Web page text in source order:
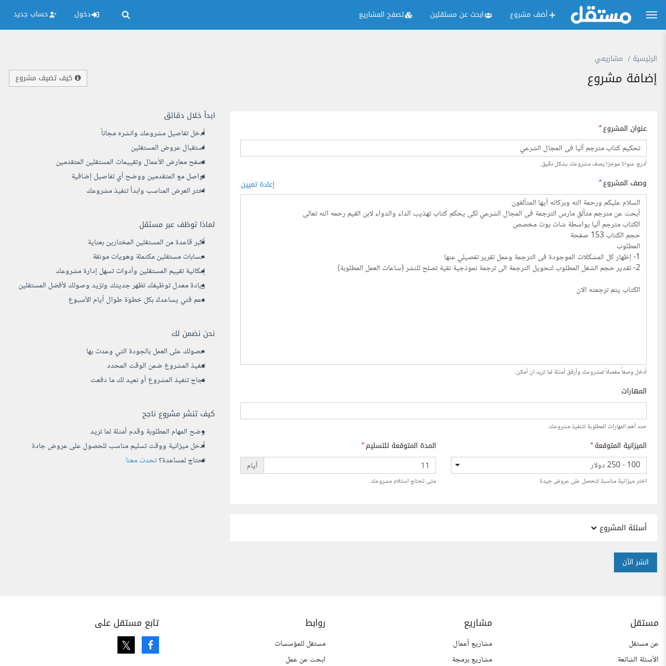
أضف مشروع ابحث عن مستقلين تصفح المشاريع دخول حساب جديد
الرئيسية مشاريعي
إضافة مشروع كيف تضيف مشروع
ابدأ خلال دقائق
أدخل تفاصيل مشروعك وانشره مجاناً
استقبال عروض المستقلين
تصفح معارض الأعمال وتقييمات المستقلين المتقدمين
تواصل مع المتقدمين ووضح أي تفاصيل إضافية
اختر العرض المناسب وابدأ تنفيذ مشروعك
لماذا توظف عبر مستقل
أكبر قاعدة من المستقلين المختارين بعناية
حسابات مستقلين مكتملة وهويات موثقة
إمكانية تقييم المستقلين وأدوات تسهل إدارة مشروعك
زيادة معدل توظيفك تظهر جديتك وتزيد وصولك لأفضل المستقلين
دعم فني يساعدك بكل خطوة طوال أيام الأسبوع
نحن نضمن لك
حصولك على العمل بالجودة التي وعدت بها
تنفيذ المشروع ضمن الوقت المحدد
نجاح تنفيذ المشروع أو نعيد لك ما دفعت
كيف تنشر مشروع ناجح
وضح المهام المطلوبة وقدم أمثلة لما تريد
أدخل ميزانية ووقت تسليم مناسب للحصول على عروض جادة
تحتاج لمساعدة؟تحدث معنا
عنوان المشروع*
أدرج عنوانا موجزا يصف مشروعك بشكل دقيق.
وصف المشروع* إعادة تعيين
أدخل وصفاً مفصلاً لمشروعك وأرفق أمثلة لما تريد ان أمكن.
المهارات
حدد أهم المهارات المطلوبة لتنفيذ مشروعك.
الميزانية المتوقعة*
100 - 250 دولار
اختر ميزانية مناسبة لتحصل على عروض جيدة
المدة المتوقعة للتسليم*
أيام
متى تحتاج استلام مشروعك
أسئلة المشروع
انشر الآن
مستقل
عن مستقل
الأسئلة الشائعة
مشاريع
مشاريع أعمال
مشاريع برمجة
روابط
مستقل للمؤسسات
ابحث عن عمل
تابع مستقل على
Facebook
Twitter